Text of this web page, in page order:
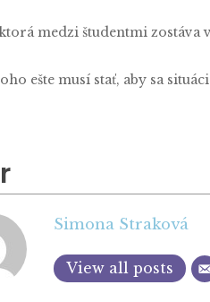
medzi študentmi zostáva
ešte musí stať, aby sa
Simona Straková
View all posts